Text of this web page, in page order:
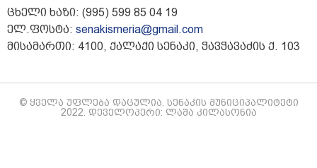
ცხელი ხაზი: (995) 599 85 04 19
ელ.ფოსტა: senakismeria@gmail.com
მისამართი: 4100, ქალაქი სენაკი, ჭავჭავაძის ქ. 103
© ყველა უფლება დაცულია. სენაკის მუნიციპალიტეტი
2022. დეველოპერი: ლაშა კილასონია